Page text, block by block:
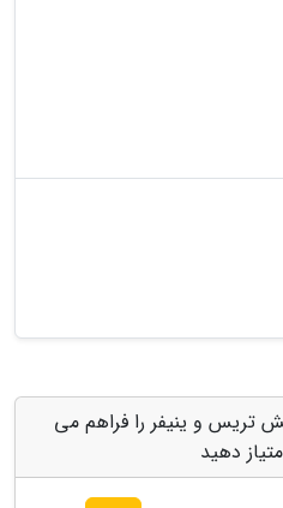
3 بازی در نقش تریس و ینیفر را فراهم می
دهید